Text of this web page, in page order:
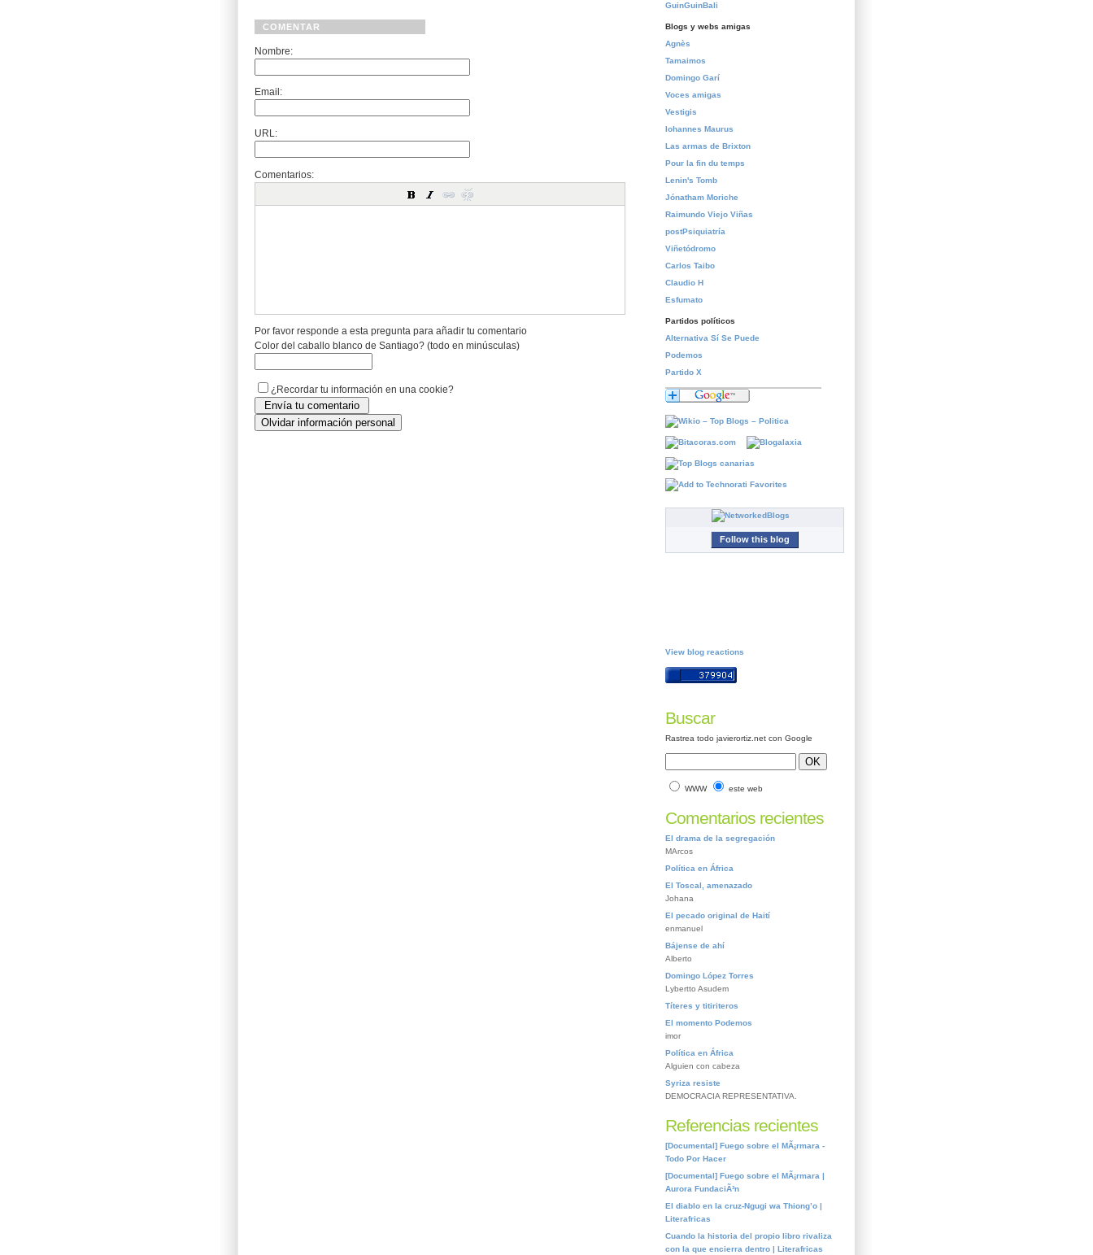
COMENTAR
Nombre:
Email:
URL:
Comentarios:
Por favor responde a esta pregunta para añadir tu comentario
Color del caballo blanco de Santiago? (todo en minúsculas)
¿Recordar tu información en una cookie?
GuinGuinBali
Blogs y webs amigas
Agnès
Tamaimos
Domingo Garí
Voces amigas
Vestigis
Iohannes Maurus
Las armas de Brixton
Pour la fin du temps
Lenin's Tomb
Jónatham Moriche
Raimundo Viejo Viñas
postPsiquiatría
Viñetódromo
Carlos Taibo
Claudio H
Esfumato
Partidos políticos
Alternativa Sí Se Puede
Podemos
Partido X
Follow this blog
View blog reactions
Buscar
Rastrea todo javierortiz.net con Google
WWW este web
Comentarios recientes
El drama de la segregación
MArcos
Política en África
El Toscal, amenazado
Johana
El pecado original de Haití
enmanuel
Bájense de ahí
Alberto
Domingo López Torres
Lybertto Asudem
Títeres y titiriteros
El momento Podemos
imor
Política en África
Alguien con cabeza
Syriza resiste
DEMOCRACIA REPRESENTATIVA.
Referencias recientes
[Documental] Fuego sobre el MÃ¡rmara -
Todo Por Hacer
[Documental] Fuego sobre el MÃ¡rmara |
Aurora FundaciÃ³n
El diablo en la cruz-Ngugi wa Thiong’o |
Literafricas
Cuando la historia del propio libro rivaliza
con la que encierra dentro | Literafricas